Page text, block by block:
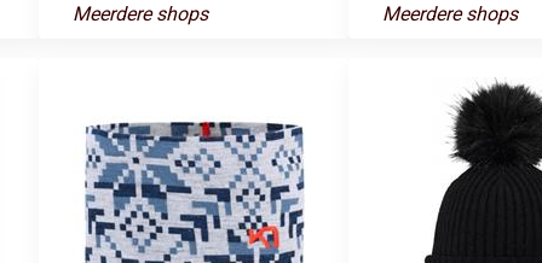
Meerdere shops Meerdere shops